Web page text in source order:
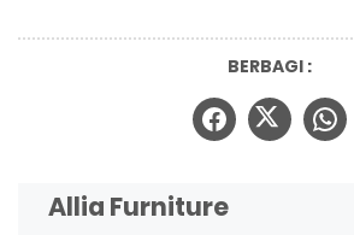
BERBAGI :
Allia Furniture